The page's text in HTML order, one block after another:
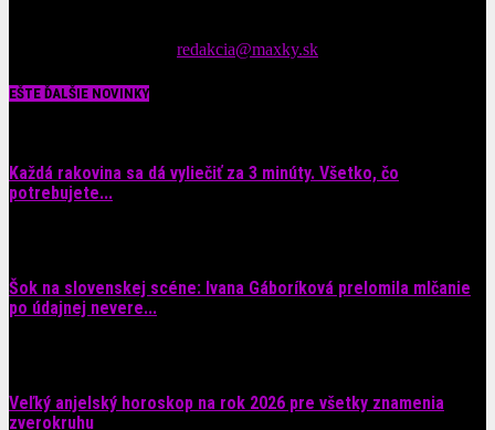
redakcia@maxky.sk
EŠTE ĎALŠIE NOVINKY
Každá rakovina sa dá vyliečiť za 3 minúty. Všetko, čo
potrebujete...
Šok na slovenskej scéne: Ivana Gáboríková prelomila mlčanie
po údajnej nevere...
Veľký anjelský horoskop na rok 2026 pre všetky znamenia
zverokruhu